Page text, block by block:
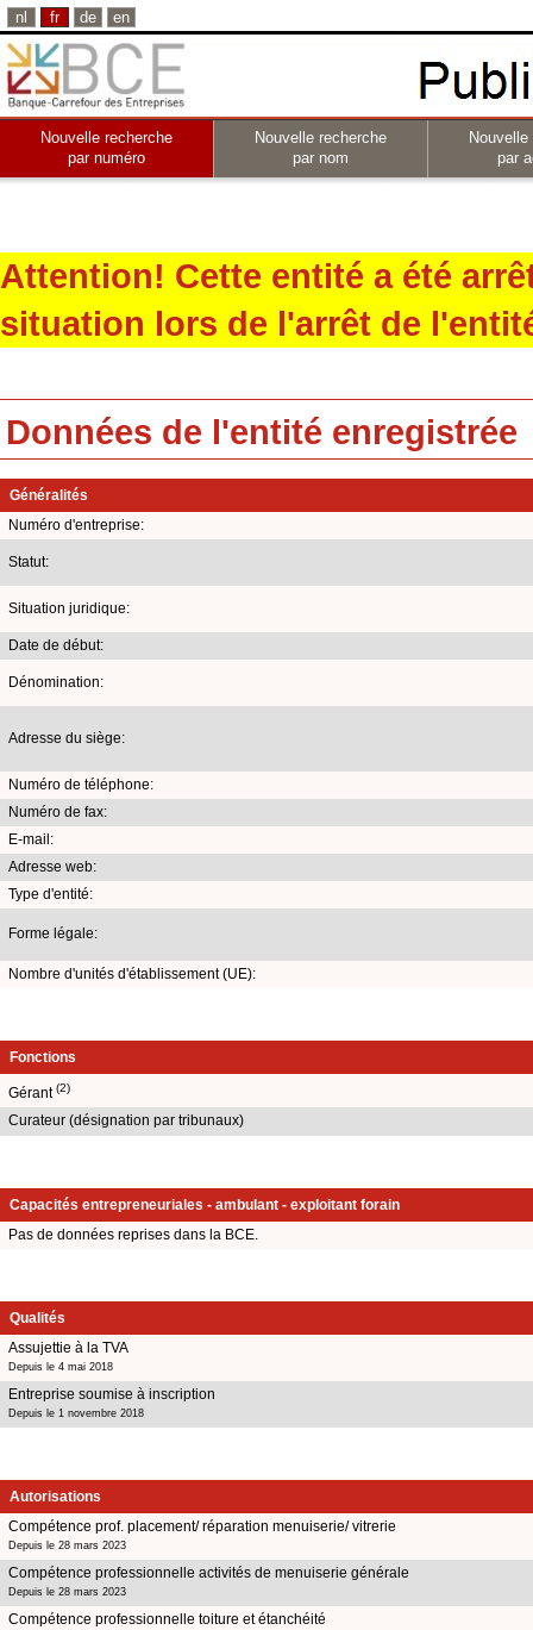
nl fr de en
Nouvelle recherche
par numéro
Nouvelle recherche
par nom
par
Attention! Cette entité a été
situation lors de l'arrêt de
Données de l'entité enregistrée
Généralités
Numéro d'entreprise:
Statut:
Situation juridique:
Date de début:
Dénomination:
Adresse du siège:
Numéro de téléphone:
Numéro de fax:
E-mail:
Adresse web:
Type d'entité:
Forme légale:
Nombre d'unités d'établissement (UE):
Fonctions
Gérant(2)
Curateur (désignation par tribunaux)
Capacités entrepreneuriales - ambulant - exploitant forain
Pas de données reprises dans la BCE.
Qualités
Assujettie à la TVA
Depuis le 4 mai 2018
Entreprise soumise à inscription
Depuis le 1 novembre 2018
Autorisations
Compétence prof. placement/ réparation menuiserie/ vitrerie
Depuis le 28 mars 2023
Compétence professionnelle activités de menuiserie générale
Depuis le 28 mars 2023
Compétence professionnelle toiture et étanchéité